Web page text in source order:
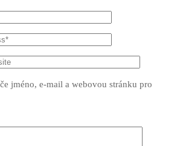
jméno, e-mail a webovou stránku pro